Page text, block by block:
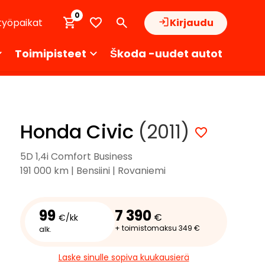
Kirjaudu
0
Toimipisteet Škoda -uudet autot
Honda Civic (2011)
5D 1,4i Comfort Business
191 000 km | Bensiini | Rovaniemi
99 €/kk
alk.
7 390 €
+ toimistomaksu 349 €
Laske sinulle sopiva kuukausierä